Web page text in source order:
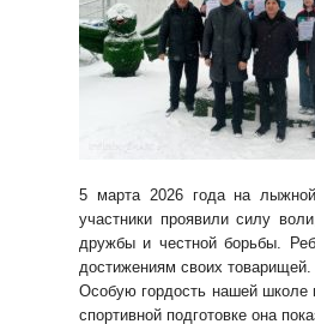
5 марта 2026 года на
участники проявили силу
дружбы и честной борьбы.
достижениям своих товарищей.
Особую гордость нашей школе
спортивной подготовке она